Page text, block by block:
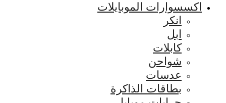
اكسسوارات الموبايلات
انكر
ابل
كابلات
شواحن
عدسات
بطاقات الذاكرة